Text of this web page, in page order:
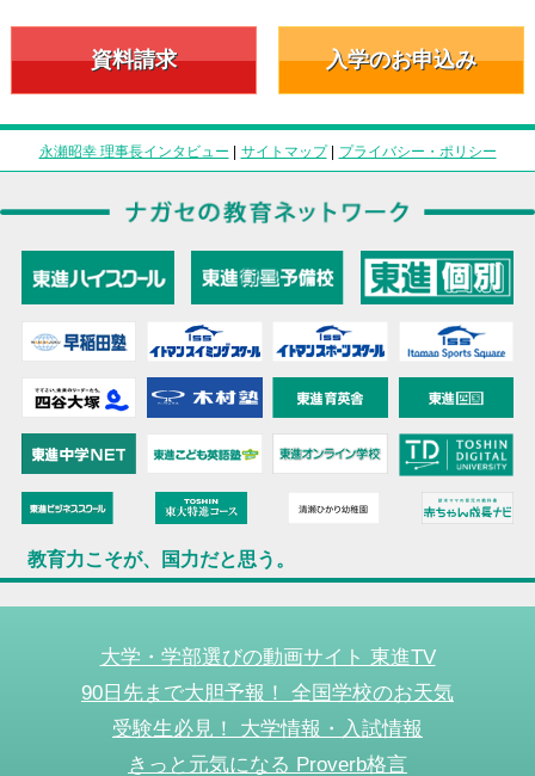
資料請求 入学のお申込み
永瀬昭幸 理事長インタビュー | サイトマップ| プライバシー・ポリシー
教育力こそが、国力だと思う。
大学・学部選びの動画サイト 東進TV
90日先まで大胆予報！ 全国学校のお天気
受験生必見！ 大学情報・入試情報
きっと元気になる Proverb格言